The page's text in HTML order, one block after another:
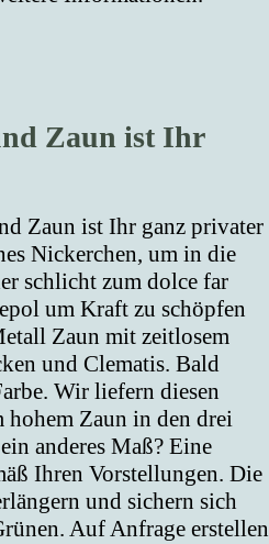
Zaun ist Ihr
Zaun ist Ihr ganz privater
Nickerchen, um in die
schlicht zum dolce far
um Kraft zu schöpfen
Zaun mit zeitlosem
und Clematis. Bald
Wir liefern diesen
hohem Zaun in den drei
anderes Maß? Eine
Ihren Vorstellungen. Die
und sichern sich
Auf Anfrage erstellen